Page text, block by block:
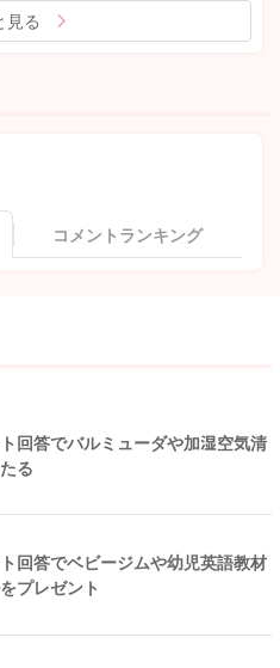
見る
コメントランキング
回答でバルミューダや加湿空気清
る
回答でベビージムや幼児英語教材
プレゼント